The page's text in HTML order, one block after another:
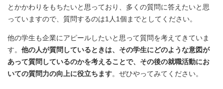
とかかわりをもちたいと思っており、多くの質問に答えたいと思
っていますので、質問するのは1人1個までとしてください。
他の学生も企業にアピールしたいと思って質問を考えてきていま
す。 他の人が質問しているときは、その学生にどのような意図が
あって質問しているのかを考えることで、その後の就職活動にお
いての質問力の向上に役立ちます。ぜひやってみてください。